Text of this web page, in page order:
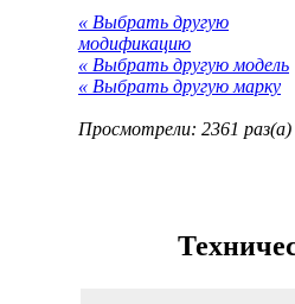
« Выбрать другую
модификацию
« Выбрать другую модель
« Выбрать другую марку
Просмотрели: 2361 раз(а)